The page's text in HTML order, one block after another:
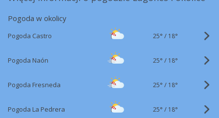
Pogoda w okolicy
Pogoda Castro 25° / 18°
Pogoda Naón 25° / 18°
Pogoda Fresneda 25° / 18°
Pogoda La Pedrera 25° / 18°